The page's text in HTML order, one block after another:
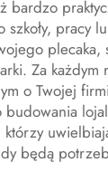
bardzo
pracy
plecaka,
Za
o Twojej
będą